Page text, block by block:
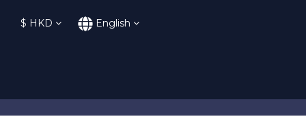
$ HKD English